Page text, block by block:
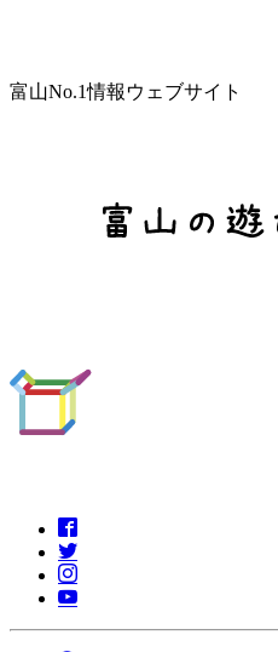
富山No.1情報ウェブサイト